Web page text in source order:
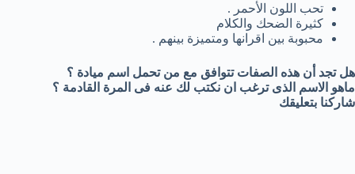
تحب اللون الأحمر .
كثيرة الضحك والكلام
محبوبة بين اقرانها ومتميزة بينهم .
هل تجد أن هذه الصفات تتوافق مع من تحمل اسم ميادة ؟
ماهو الاسم الذى ترغب ان نكتب لك عنه فى المرة القادمة ؟
شاركنا بتعليقك